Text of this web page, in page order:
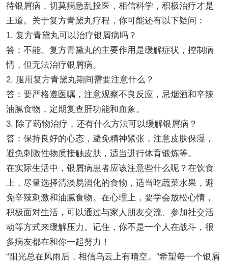
待银屑病，切莫病急乱投医，相信科学，积极治疗才是
王道。关于复方青黛丸疗程，你可能还有以下疑问：
1. 复方青黛丸可以治疗银屑病吗？
答：不能。复方青黛丸的主要作用是缓解症状，控制病
情，但无法治疗银屑病。
2. 服用复方青黛丸期间需要注意什么？
答：要严格遵医嘱，注意观察不良反应，忌烟酒和辛辣
油腻食物，定期复查肝功能和血象。
3. 除了药物治疗，还有什么方法可以缓解银屑病？
答：保持良好的心态，避免精神紧张，注意皮肤保湿，
避免刺激性物质接触皮肤，适当进行体育锻炼等。
在实际生活中，银屑病患者应该注意些什么呢？在饮食
上，尽量选择清淡易消化的食物，适当吃蔬菜水果，避
免辛辣刺激和油腻食物。在心理上，要学会放松心情，
积极面对生活，可以通过与家人朋友交流、参加社交活
动等方式来缓解压力。记住，你不是一个人在战斗，很
多病友都在和你一起努力！
“阳光总在风雨后，相信乌云上有晴空。”希望每一个银屑